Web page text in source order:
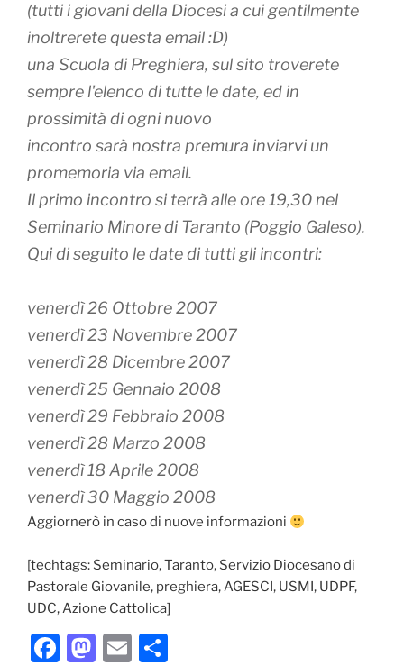
(tutti i giovani della Diocesi a cui gentilmente
inoltrerete questa email :D)
una Scuola di Preghiera, sul sito troverete
sempre l'elenco di tutte le date, ed in
prossimità di ogni nuovo
incontro sarà nostra premura inviarvi un
promemoria via email.
Il primo incontro si terrà alle ore 19,30 nel
Seminario Minore di Taranto (Poggio Galeso).
Qui di seguito le date di tutti gli incontri:
venerdì 26 Ottobre 2007
venerdì 23 Novembre 2007
venerdì 28 Dicembre 2007
venerdì 25 Gennaio 2008
venerdì 29 Febbraio 2008
venerdì 28 Marzo 2008
venerdì 18 Aprile 2008
venerdì 30 Maggio 2008
Aggiornerò in caso di nuove informazioni
[techtags: Seminario, Taranto, Servizio Diocesano di
Pastorale Giovanile, preghiera, AGESCI, USMI, UDPF,
UDC, Azione Cattolica]
F
M E